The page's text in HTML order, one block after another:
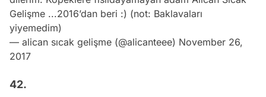
Gelişme ...2016’dan beri :) (not: Baklavaları
yiyemedim)
— alican sıcak gelişme (@alicanteee) November 26,
2017
42.